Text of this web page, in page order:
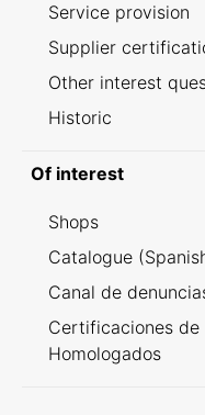
Service provision
Supplier
Other interest
Historic
Of interest
Shops
Catalogue
Canal de
Certificaciones de
Homologados